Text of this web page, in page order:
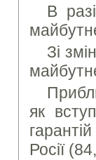
В
Зі
як
Росії